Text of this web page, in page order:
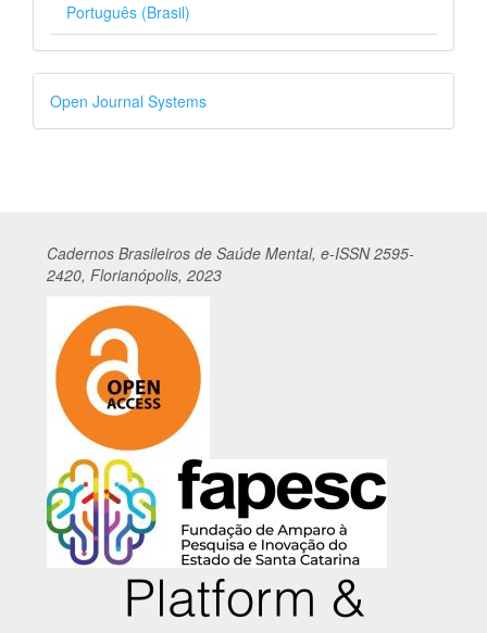
Português (Brasil)
Desenvolvido
por
Open Journal Systems
Cadernos Brasileiros de Saúde Mental, e-ISSN 2595-
2420, Florianópolis, 2023